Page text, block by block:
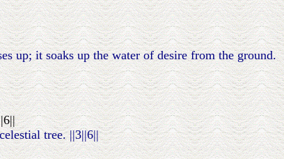
up; it soaks up the water of desire from the ground.
tree. ||3||6||